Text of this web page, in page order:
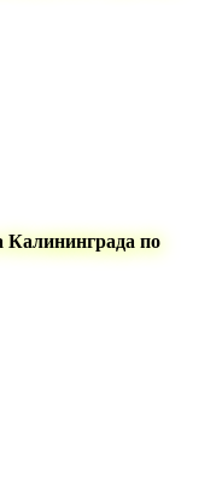
Калининграда по